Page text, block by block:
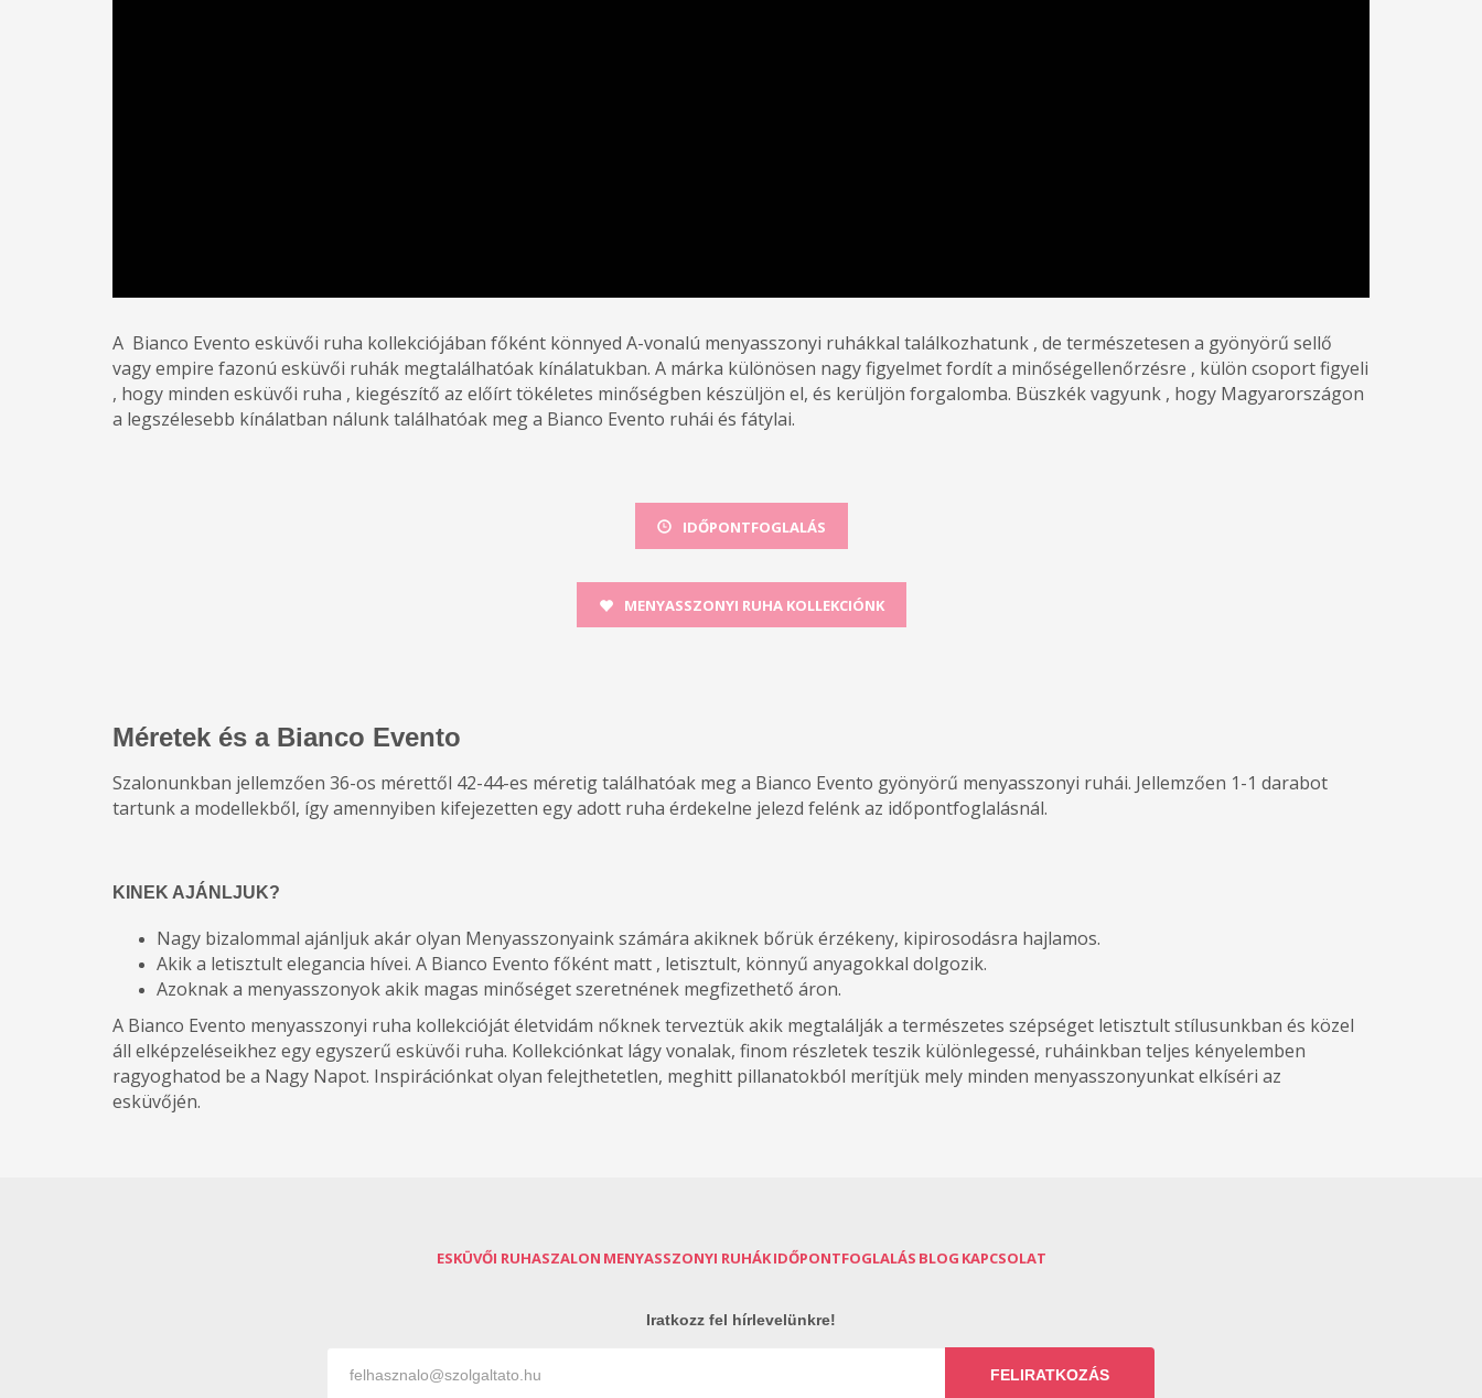
A Bianco Evento esküvői ruha kollekciójában főként könnyed A-vonalú menyasszonyi ruhákkal találkozhatunk , de természetesen a gyönyörű sellő
vagy empire fazonú esküvői ruhák megtalálhatóak kínálatukban. A márka különösen nagy figyelmet fordít a minőségellenőrzésre , külön csoport figyeli
, hogy minden esküvői ruha , kiegészítő az előírt tökéletes minőségben készüljön el, és kerüljön forgalomba. Büszkék vagyunk , hogy Magyarországon
a legszélesebb kínálatban nálunk találhatóak meg a Bianco Evento ruhái és fátylai.
IDŐPONTFOGLALÁS
MENYASSZONYI RUHA KOLLEKCIÓNK
Méretek és a Bianco Evento
Szalonunkban jellemzően 36-os mérettől 42-44-es méretig találhatóak meg a Bianco Evento gyönyörű menyasszonyi ruhái. Jellemzően 1-1 darabot
tartunk a modellekből, így amennyiben kifejezetten egy adott ruha érdekelne jelezd felénk az időpontfoglalásnál.
KINEK AJÁNLJUK?
Nagy bizalommal ajánljuk akár olyan Menyasszonyaink számára akiknek bőrük érzékeny, kipirosodásra hajlamos.
Akik a letisztult elegancia hívei. A Bianco Evento főként matt , letisztult, könnyű anyagokkal dolgozik.
Azoknak a menyasszonyok akik magas minőséget szeretnének megfizethető áron.
A Bianco Evento menyasszonyi ruha kollekcióját életvidám nőknek terveztük akik megtalálják a természetes szépséget letisztult stílusunkban és közel
áll elképzeléseikhez egy egyszerű esküvői ruha. Kollekciónkat lágy vonalak, finom részletek teszik különlegessé, ruháinkban teljes kényelemben
ragyoghatod be a Nagy Napot. Inspirációnkat olyan felejthetetlen, meghitt pillanatokból merítjük mely minden menyasszonyunkat elkíséri az
esküvőjén.
ESKÜVŐI RUHASZALON MENYASSZONYI RUHÁKIDŐPONTFOGLALÁS BLOG KAPCSOLAT
Iratkozz fel hírlevelünkre!
FELIRATKOZÁS